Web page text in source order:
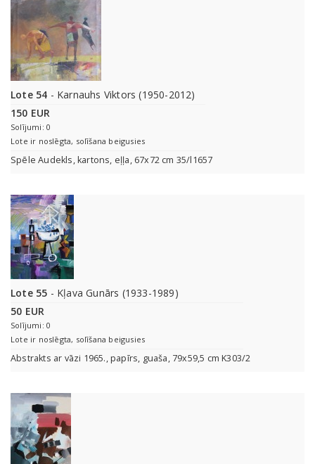
Lote 54 - Karnauhs Viktors (1950-2012)
150 EUR
Solījumi: 0
Lote ir noslēgta, solīšana beigusies
Spēle Audekls, kartons, eļļa, 67x72 cm 35/l1657
Lote 55 - Kļava Gunārs (1933-1989)
50 EUR
Solījumi: 0
Lote ir noslēgta, solīšana beigusies
Abstrakts ar vāzi 1965., papīrs, guaša, 79x59,5 cm K303/2